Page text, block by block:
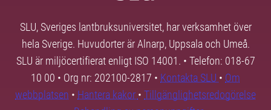
SLU, Sveriges lantbruksuniversitet, har verksamhet över
hela Sverige. Huvudorter är Alnarp, Uppsala och Umeå.
SLU är miljöcertifierat enligt ISO 14001. • Telefon: 018-67
10 00 • Org nr: 202100-2817 • Kontakta SLU • Om
webbplatsen • Hantera kakor • Tillgänglighetsredogörelse